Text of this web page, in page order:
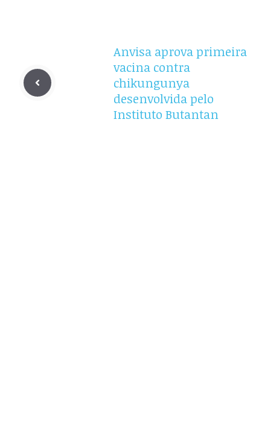
Anvisa aprova primeira
vacina contra
chikungunya
desenvolvida pelo
Instituto Butantan